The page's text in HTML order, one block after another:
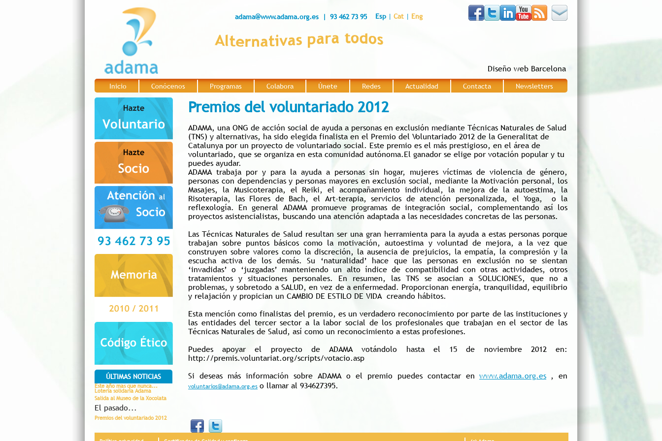
adama@www.adama.org.es | 93 462 73 95 Esp | Cat | Eng
Diseño web Barcelona
Inicio Conócenos Programas Colabora Únete Redes Actualidad Contacta Newsletters
Premios del voluntariado 2012
ADAMA, una ONG de acción social de ayuda a personas en exclusión mediante Técnicas Naturales de Salud
(TNS) y alternativas, ha sido elegida finalista en el Premio del Voluntariado 2012 de la Generalitat de
Catalunya por un proyecto de voluntariado social. Este premio es el más prestigioso, en el área de
voluntariado, que se organiza en esta comunidad autónoma.El ganador se elige por votación popular y tu
puedes ayudar.
ADAMA trabaja por y para la ayuda a personas sin hogar, mujeres víctimas de violencia de género,
personas con dependencias y personas mayores en exclusión social, mediante la Motivación personal, los
Masajes, la Musicoterapia, el Reiki, el acompañamiento individual, la mejora de la autoestima, la
Risoterapia, las Flores de Bach, el Art-terapia, servicios de atención personalizada, el Yoga, o la
reflexología. En general ADAMA promueve programas de integración social, complementando así los
proyectos asistencialistas, buscando una atención adaptada a las necesidades concretas de las personas.
Las Técnicas Naturales de Salud resultan ser una gran herramienta para la ayuda a estas personas porque
trabajan sobre puntos básicos como la motivación, autoestima y voluntad de mejora, a la vez que
construyen sobre valores como la discreción, la ausencia de prejuicios, la empatía, la compresión y la
escucha activa de los demás. Su ‘naturalidad’ hace que las personas en exclusión no se sientan
‘invadidas’ o ‘juzgadas’ manteniendo un alto índice de compatibilidad con otras actividades, otros
tratamientos y situaciones personales. En resumen, las TNS se asocian a SOLUCIONES, que no a
problemas, y sobretodo a SALUD, en vez de a enfermedad. Proporcionan energía, tranquilidad, equilibrio
y relajación y propician un CAMBIO DE ESTILO DE VIDA creando hábitos.
Esta mención como finalistas del premio, es un verdadero reconocimiento por parte de las instituciones y
las entidades del tercer sector a la labor social de los profesionales que trabajan en el sector de las
Técnicas Naturales de Salud, así como un reconocimiento a estas profesiones.
Puedes apoyar el proyecto de ADAMA votándolo hasta el 15 de noviembre 2012 en:
http://premis.voluntariat.org/scripts/votacio.asp
Si deseas más información sobre ADAMA o el premio puedes contactar en www.adama.org.es , en
voluntarios@adama.org.es o llamar al 934627395.
ÚLTIMAS NOTICIAS
Este año mas que nunca...
Lotería solidaria Adama
Salida al Museo de la Xocolata
El pasado...
Premios del voluntariado 2012